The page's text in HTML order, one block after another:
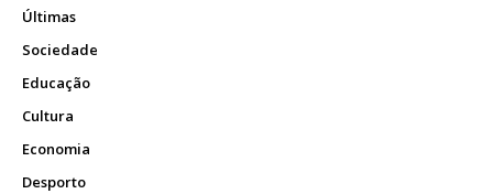
Últimas
Sociedade
Educação
Cultura
Economia
Desporto